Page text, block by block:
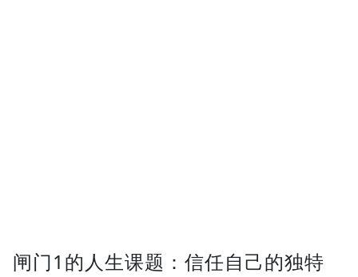
闸门1的人生课题：信任自己的独特